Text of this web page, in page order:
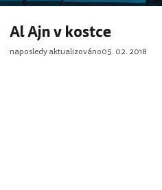
Al Ajn v kostce
naposledy aktualizováno05. 02. 2018